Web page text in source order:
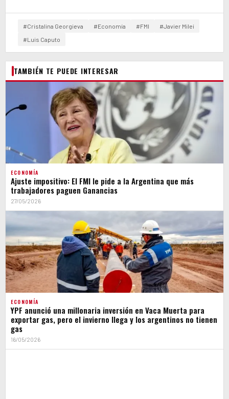
#Cristalina Georgieva #Economía #FMI
#Javier Milei
#Luis Caputo
TAMBIÉN TE PUEDE INTERESAR
ECONOMÍA
Ajuste impositivo: El FMI le pide a la Argentina que más
trabajadores paguen Ganancias
27/05/2026
ECONOMÍA
YPF anunció una millonaria inversión en Vaca Muerta para
exportar gas, pero el invierno llega y los argentinos no tienen
gas
16/05/2026